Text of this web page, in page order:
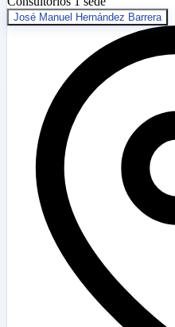
José Manuel Hernández Barrera